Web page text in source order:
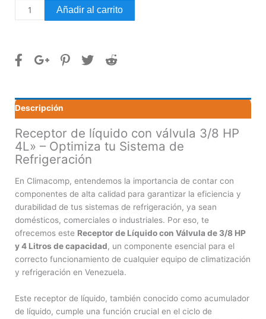
Receptor
de
válvula
4L"
cantidad
Añadir al carrito
Descripción
Receptor de líquido con válvula 3/8 HP
4L» – Optimiza tu Sistema de
Refrigeración
En Climacomp, entendemos la importancia de contar con
componentes de alta calidad para garantizar la eficiencia y
durabilidad de tus sistemas de refrigeración, ya sean
domésticos, comerciales o industriales. Por eso, te
ofrecemos este Receptor de Líquido con Válvula de 3/8 HP
y 4 Litros de capacidad, un componente esencial para el
correcto funcionamiento de cualquier equipo de climatización
y refrigeración en Venezuela.
Este receptor de líquido, también conocido como acumulador
de líquido, cumple una función crucial en el ciclo de